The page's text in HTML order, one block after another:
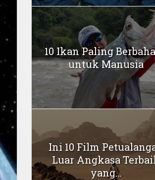
10 Ikan Paling
untuk Manusia
Ini 10 Film
Luar Angkasa
yang...